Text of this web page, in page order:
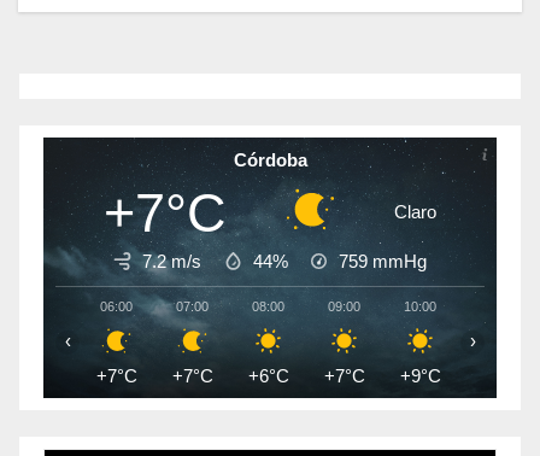
Córdoba
+7°C Claro
7.2 m/s 44% 759 mmHg
06:00
+7°C
07:00
+7°C
08:00
+6°C
09:00
+7°C
10:00
+9°C +10°C
‹ ›